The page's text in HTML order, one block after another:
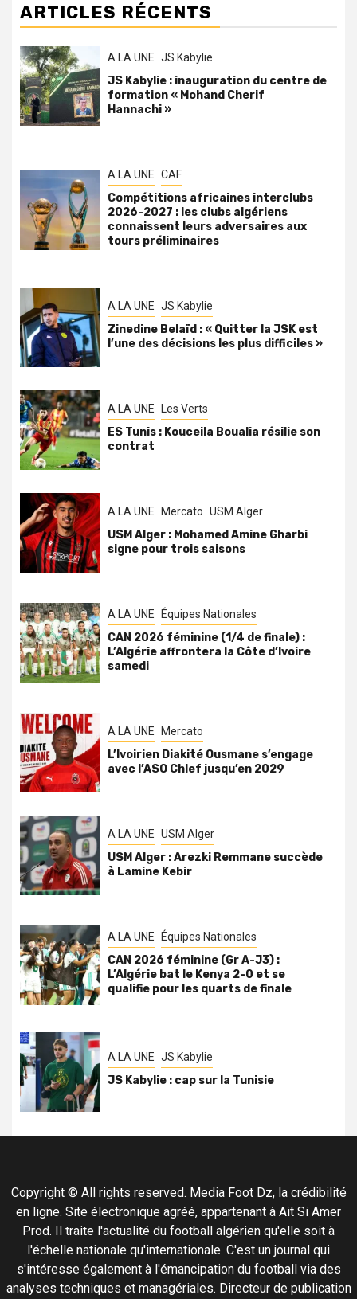
ARTICLES RÉCENTS
A LA UNE JS Kabylie
JS Kabylie : inauguration du centre de
formation « Mohand Cherif
Hannachi »
A LA UNE CAF
Compétitions africaines interclubs
2026-2027 : les clubs algériens
connaissent leurs adversaires aux
tours préliminaires
A LA UNE JS Kabylie
Zinedine Belaïd : « Quitter la JSK est
l’une des décisions les plus difficiles »
A LA UNE Les Verts
ES Tunis : Kouceila Boualia résilie son
contrat
A LA UNE Mercato USM Alger
USM Alger : Mohamed Amine Gharbi
signe pour trois saisons
A LA UNE Équipes Nationales
CAN 2026 féminine (1/4 de finale) :
L’Algérie affrontera la Côte d’Ivoire
samedi
A LA UNE Mercato
L’Ivoirien Diakité Ousmane s’engage
avec l’ASO Chlef jusqu’en 2029
A LA UNE USM Alger
USM Alger : Arezki Remmane succède
à Lamine Kebir
A LA UNE Équipes Nationales
CAN 2026 féminine (Gr A-J3) :
L’Algérie bat le Kenya 2-0 et se
qualifie pour les quarts de finale
A LA UNE JS Kabylie
JS Kabylie : cap sur la Tunisie
Copyright © All rights reserved. Media Foot Dz, la crédibilité
en ligne. Site électronique agréé, appartenant à Ait Si Amer
Prod. Il traite l'actualité du football algérien qu'elle soit à
l'échelle nationale qu'internationale. C'est un journal qui
s'intéresse également à l'émancipation du football via des
analyses techniques et managériales. Directeur de publication